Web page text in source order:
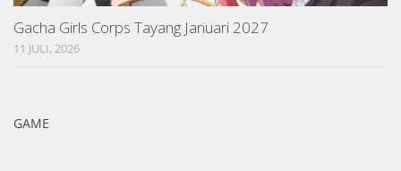
Gacha Girls Corps Tayang Januari 2027
11 JULI, 2026
GAME